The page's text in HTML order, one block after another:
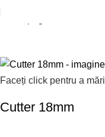
Faceți click pentru a mări
Cutter 18mm